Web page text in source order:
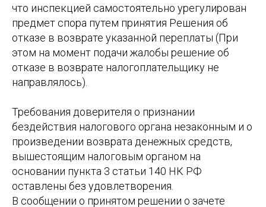
что инспекцией самостоятельно урегулирован
предмет спора путем принятия Решения об
отказе в возврате указанной переплаты (При
этом на момент подачи жалобы решение об
отказе в возврате налогоплательщику не
направлялось).
Требования доверителя о признании
бездействия налогового органа незаконным и о
произведении возврата денежных средств,
вышестоящим налоговым органом на
основании пункта 3 статьи 140 НК РФ
оставлены без удовлетворения.
В сообщении о принятом решении о зачете